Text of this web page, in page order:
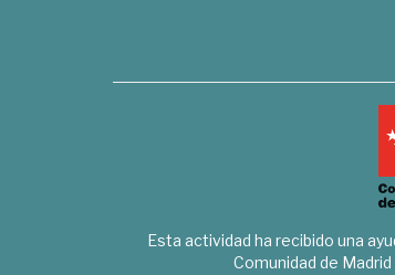
Esta actividad ha recibido una
Comunidad de